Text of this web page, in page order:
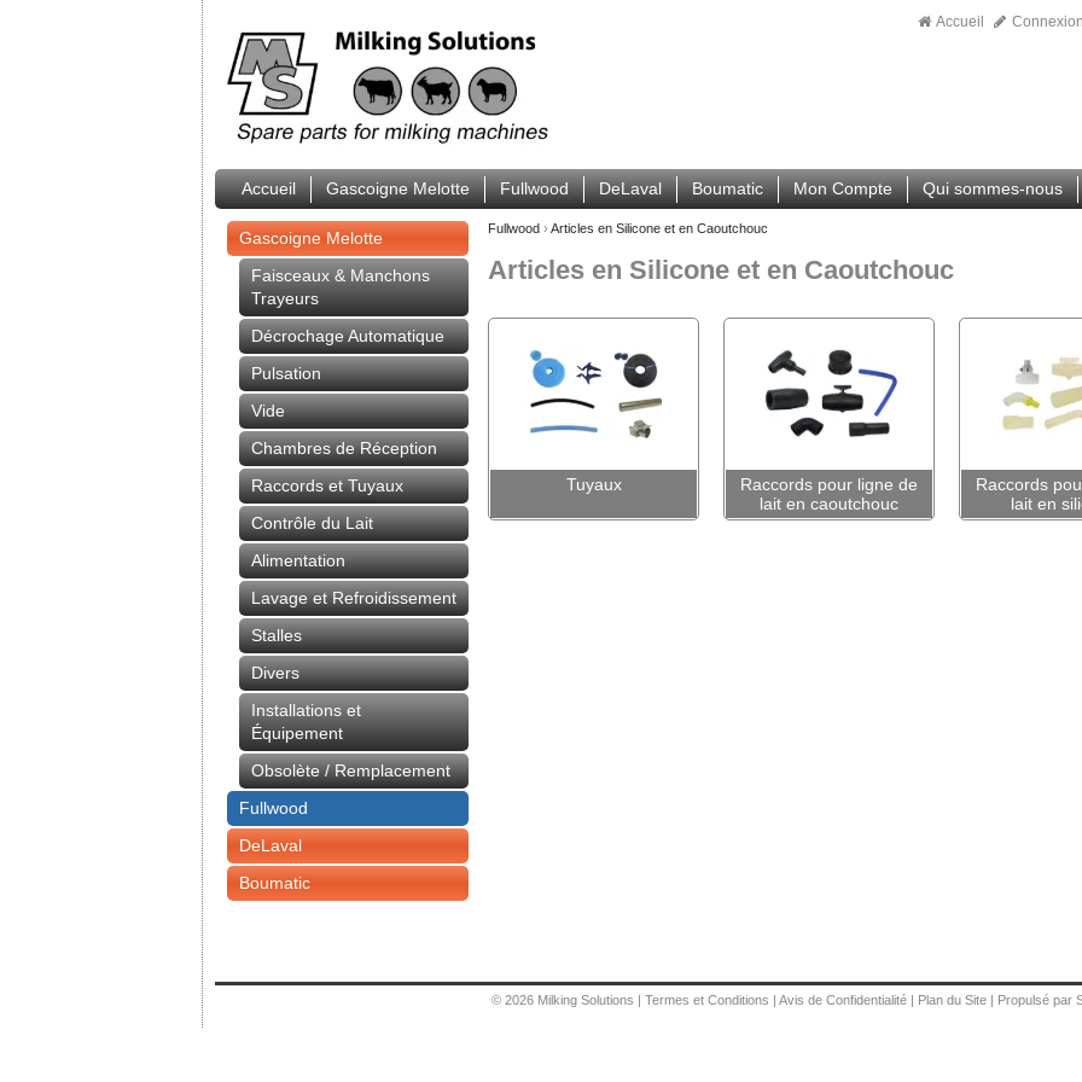
Accueil Connexion
Accueil Gascoigne Melotte Fullwood DeLaval Boumatic Mon Compte Qui sommes-nous
Gascoigne Melotte
Faisceaux & Manchons
Trayeurs
Décrochage Automatique
Pulsation
Vide
Chambres de Réception
Raccords et Tuyaux
Contrôle du Lait
Alimentation
Lavage et Refroidissement
Stalles
Divers
Installations et
Équipement
Obsolète / Remplacement
Fullwood
DeLaval
Boumatic
Fullwood › Articles en Silicone et en Caoutchouc
Articles en Silicone et en Caoutchouc
Tuyaux
Raccords pour ligne de
lait en caoutchouc
Raccords
lait en
© 2026 Milking Solutions | Termes et Conditions | Avis de Confidentialité | Plan du Site | Propulsé par